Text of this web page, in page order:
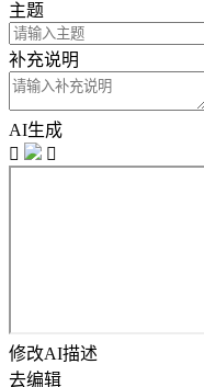
主题
补充说明
AI生成


修改AI描述
去编辑